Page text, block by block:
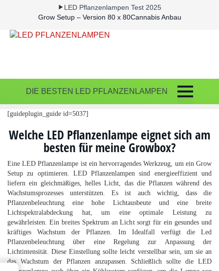
LED Pflanzenlampen Test 2025
Grow Setup – Version 80 x 80Cannabis Anbau
DIE BESTEN LED PFLANZENLAMPEN
[guideplugin_guide id=5037]
Welche LED Pflanzenlampe eignet sich am
besten für meine Growbox?
Eine LED Pflanzenlampe ist ein hervorragendes Werkzeug, um ein Grow
Setup zu optimieren. LED Pflanzenlampen sind energieeffizient und
liefern ein gleichmäßiges, helles Licht, das die Pflanzen während des
Wachstumsprozesses unterstützen. Es ist auch wichtig, dass die
Pflanzenbeleuchtung eine hohe Lichtausbeute und eine breite
Lichtspektralabdeckung hat, um eine optimale Leistung zu
gewährleisten. Ein breites Spektrum an Licht sorgt für ein gesundes und
kräftiges Wachstum der Pflanzen. Im Idealfall verfügt die Led
Pflanzenbeleuchtung über eine Regelung zur Anpassung der
Lichtintensität. Diese Einstellung sollte leicht verstellbar sein, um sie an
das Wachstum der Pflanzen anzupassen. Schließlich sollte die LED